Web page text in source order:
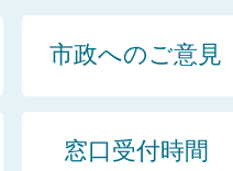
市政へのご意見
窓口受付時間